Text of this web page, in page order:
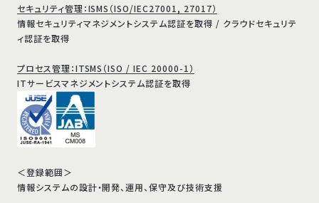
セキュリティ管理：ISMS（ISO/IEC27001, 27017）
情報セキュリティマネジメントシステム認証を取得 / クラウドセキュリテ
ィ認証を取得
プロセス管理：ITSMS（ISO / IEC 20000-1）
ITサービスマネジメントシステム認証を取得
＜登録範囲＞
情報システムの設計・開発、運用、保守及び技術支援